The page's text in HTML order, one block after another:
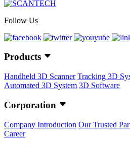
Follow Us
Products
Handheld 3D Scanner Tracking 3D
Automated 3D System 3D Software
Corporation
Company Introduction Our Trusted
Career